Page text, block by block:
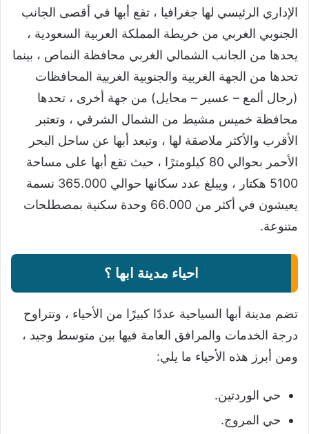
الإداري الرئيسي لها جغرافيا ، تقع أبها في أقصى الجانب
الجنوبي الغربي من خريطة المملكة العربية السعودية ،
يحدها من الجانب الشمالي الغربي محافظة النماص ، بينما
تحدها من الجهة الغربية والجنوبية الغربية المحافظات
(رجال ألمع – عسير – محايل) من جهة أخرى ، تحدها
محافظة خميس مشيط من الشمال الشرقي ، وتعتبر
الأقرب والأكثر ملاصقة لها ، وتبعد أبها عن ساحل البحر
الأحمر بحوالي 80 كيلومترًا ، حيث تقع أبها على مساحة
5100 هكتار ، ويبلغ عدد سكانها حوالي 365.000 نسمة
يعيشون في أكثر من 66.000 وحدة سكنية بمصطلحات
متنوعة.
احياء مدينة ابها ؟
تضم مدينة أبها السياحية عددًا كبيرًا من الأحياء ، وتتراوح
درجة الخدمات والمرافق العامة فيها بين متوسط ​​وجيد ،
ومن أبرز هذه الأحياء ما يلي:
حي الوردتين.
حي المروج.